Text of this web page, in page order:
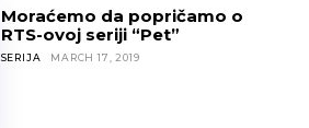
Moraćemo da popričamo o
RTS-ovoj seriji “Pet”
SERIJA MARCH 17, 2019